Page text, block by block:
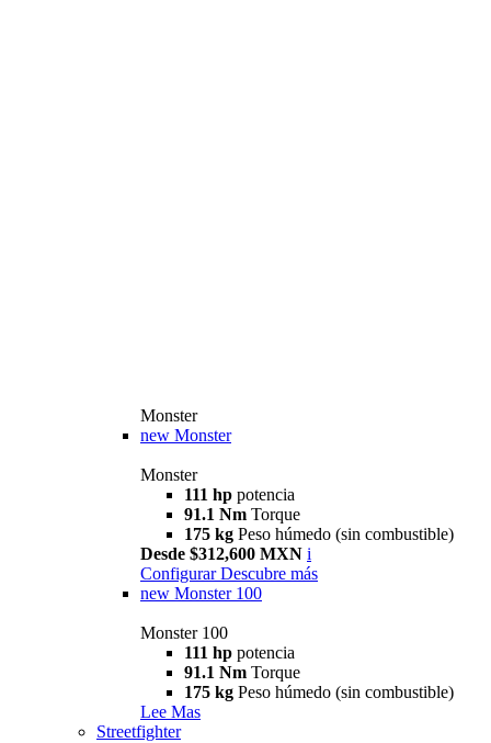
Monster
new Monster
Monster
111 hp potencia
91.1 Nm Torque
175 kg Peso húmedo (sin combustible)
Desde $312,600 MXN i
Configurar Descubre más
new Monster 100
Monster 100
111 hp potencia
91.1 Nm Torque
175 kg Peso húmedo (sin combustible)
Lee Mas
Streetfighter